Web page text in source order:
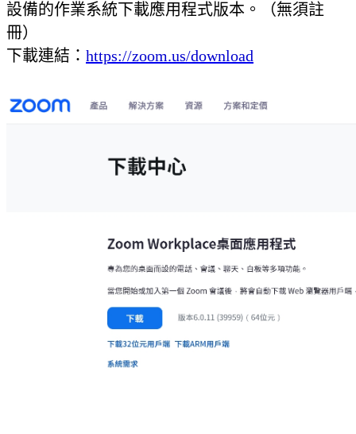
設備的作業系統下載應用程式版本。（無須註
冊）
下載連結： https://zoom.us/download